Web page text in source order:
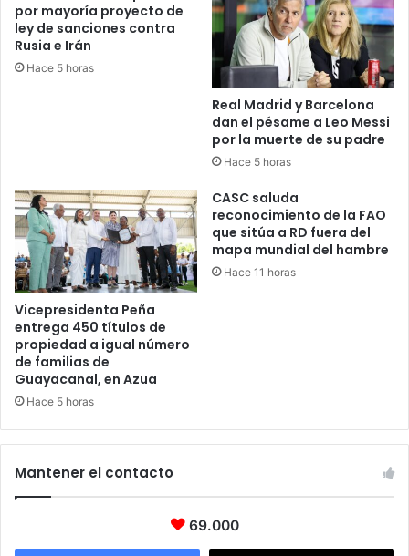
por mayoría proyecto de
ley de sanciones contra
Rusia e Irán
Hace 5 horas
Real Madrid y Barcelona
dan el pésame a Leo Messi
por la muerte de su padre
Hace 5 horas
Vicepresidenta Peña
entrega 450 títulos de
propiedad a igual número
de familias de
Guayacanal, en Azua
Hace 5 horas
CASC saluda
reconocimiento de la FAO
que sitúa a RD fuera del
mapa mundial del hambre
Hace 11 horas
Mantener el contacto
69.000